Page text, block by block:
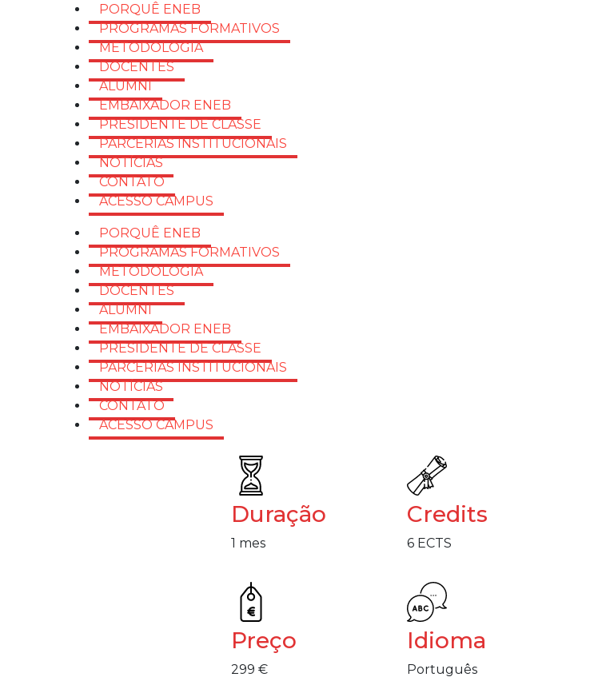
PORQUÊ ENEB
PROGRAMAS FORMATIVOS
METODOLOGIA
DOCENTES
ALUMNI
EMBAIXADOR ENEB
PRESIDENTE DE CLASSE
PARCERIAS INSTITUCIONAIS
NOTÍCIAS
CONTATO
ACESSO CAMPUS
PORQUÊ ENEB
PROGRAMAS FORMATIVOS
METODOLOGIA
DOCENTES
ALUMNI
EMBAIXADOR ENEB
PRESIDENTE DE CLASSE
PARCERIAS INSTITUCIONAIS
NOTÍCIAS
CONTATO
ACESSO CAMPUS
Duração
1 mes
Credits
6 ECTS
Preço
299 €
Idioma
Português